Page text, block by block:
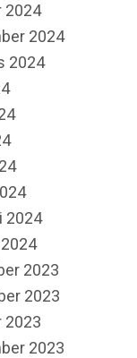
2024
2024
2024
2024
2023
2023
2023
2023